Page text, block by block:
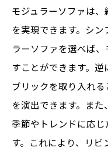
モジュラーソファは
を実現できます。シ
ラーソファを選べば
すことができます。
ブリックを取り入れ
を演出できます。また
季節やトレンドに応
す。これにより、リ